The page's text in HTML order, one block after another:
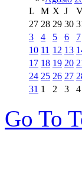
L
M X J
27 28 29 30
3
4 5 6 7
10 11 12 13
17 18 19 20
24 25 26 27
31 1 2 3 4
Go To